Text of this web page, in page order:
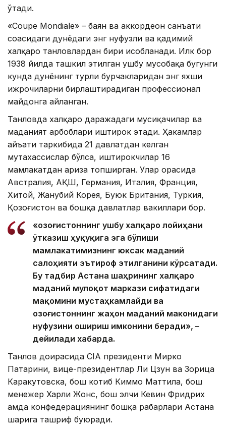
ўтади.
«Coupe Mondiale» – баян ва аккордеон санъати
соҳасидаги дунёдаги энг нуфузли ва қадимий
халқаро танловлардан бири ҳисобланади. Илк бор
1938 йилда ташкил этилган ушбу мусобақа бугунги
кунда дунёнинг турли бурчакларидан энг яхши
ижрочиларни бирлаштирадиган профессионал
майдонга айланган.
Танловда халқаро даражадаги мусиқачилар ва
маданият арбоблари иштирок этади. Ҳакамлар
ҳайъати таркибида 21 давлатдан келган
мутахассислар бўлса, иштирокчилар 16
мамлакатдан ариза топширган. Улар орасида
Австралия, АҚШ, Германия, Италия, Франция,
Хитой, Жанубий Корея, Буюк Британия, Туркия,
Қозоғистон ва бошқа давлатлар вакиллари бор.
«Қозоғистоннинг ушбу халқаро лойиҳани
ўтказиш ҳуқуқига эга бўлиши
мамлакатимизнинг юксак маданий
салоҳияти эътироф этилганини кўрсатади.
Бу тадбир Астана шаҳрининг халқаро
маданий мулоқот маркази сифатидаги
мақомини мустаҳкамлайди ва
Қозоғистоннинг жаҳон маданий маконидаги
нуфузини ошириш имконини беради», –
дейилади хабарда.
Танлов доирасида CIA президенти Мирко
Патарини, вице-президентлар Ли Цзун ва Зорица
Каракутовска, бош котиб Киммо Маттила, бош
менежер Харли Жонс, бош элчи Кевин Фридрих
ҳамда конфедерациянинг бошқа раҳбарлари Астана
шаҳрига ташриф буюради.